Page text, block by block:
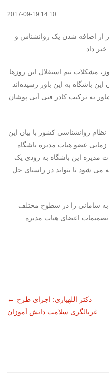
2017-09-19 14:10
از اضافه شدن یک روانشناس و
داد.
مشکلات تیم استقلال این روزها
باشگاه به این باور رسیده‌اند
به ترکیب کادر فنی آبی پوشان
روانشناسی کشور با بیان این
عضو هیات مدیره باشگاه
مدیره این باشگاه به زودی یک
می شود تا بتواند در راستای حل
به سامانی را در سطوح مختلف
تصمیمات اعضای هیات مدیره
← دکتر اللهیاری: اجرای طرح
غربالگری سلامت دانش آموزان